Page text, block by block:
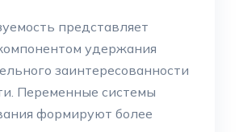
представляет
удержания
заинтересованности
Переменные системы
формируют более